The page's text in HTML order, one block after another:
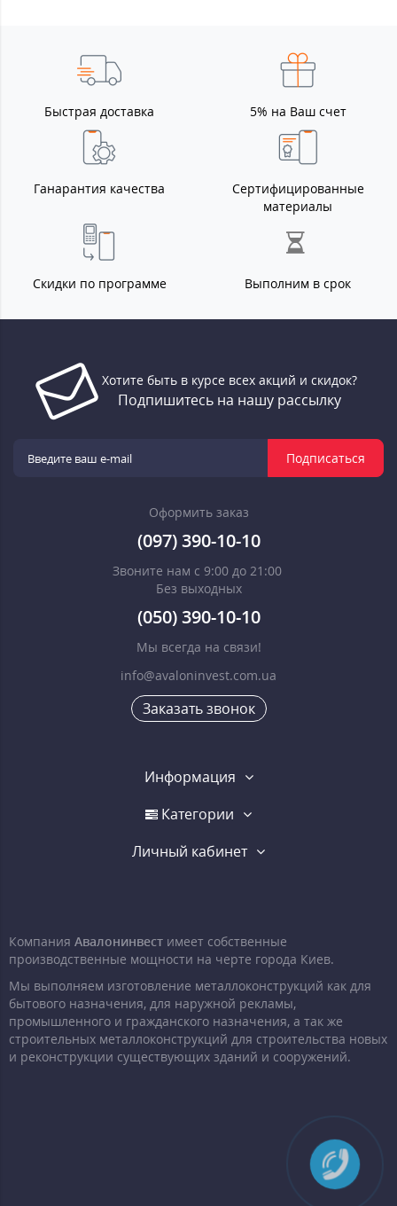
Быстрая доставка 5% на Ваш счет
Ганарантия качества
Сертифицированные
материалы
Скидки по программе Выполним в срок
Хотите быть в курсе всех акций и скидок?
Подпишитесь на нашу рассылку
Подписаться
Оформить заказ
(097) 390-10-10
Звоните нам с 9:00 до 21:00
Без выходных
(050) 390-10-10
Мы всегда на связи!
info@avaloninvest.com.ua
Заказать звонок
Информация
Категории
Личный кабинет
Компания Авалонинвест имеет собственные
производственные мощности на черте города Киев.
Мы выполняем изготовление металлоконструкций как для
бытового назначения, для наружной рекламы,
промышленного и гражданского назначения, а так же
строительных металлоконструкций для строительства новых
и реконструкции существующих зданий и сооружений.